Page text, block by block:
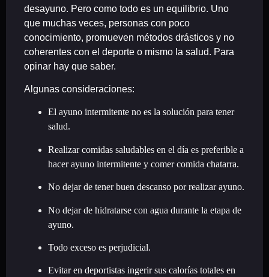
desayuno. Pero como todo es un equilibrio. Uno
que muchas veces, personas con poco
conocimiento, promueven métodos drásticos y no
coherentes con el deporte o mismo la salud. Para
opinar hay que saber.
Algunas consideraciones:
El ayuno intermitente no es la solución para tener
salud.
Realizar comidas saludables en el día es preferible a
hacer ayuno intermitente y comer comida chatarra.
No dejar de tener buen descanso por realizar ayuno.
No dejar de hidratarse con agua durante la etapa de
ayuno.
Todo exceso es perjudicial.
Evitar en deportistas ingerir sus calorías totales en